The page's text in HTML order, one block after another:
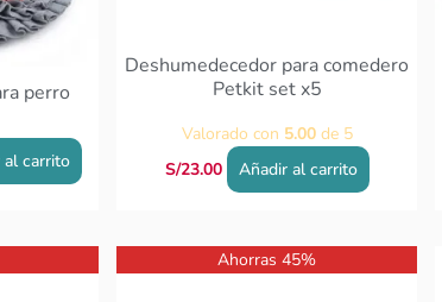
perro
al carrito
Deshumedecedor para comedero
Petkit set x5
Valorado con 5.00de 5
S/23.00 Añadir al carrito
Ahorras 45%
precio
El
precio